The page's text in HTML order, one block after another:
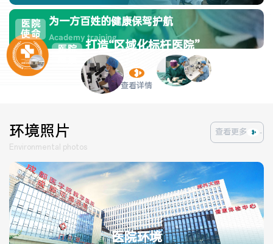
医联体介绍 新闻动态
医院
使命
为一方百姓的健康保驾护航
Academy training
医院
打造“区域化标杆医院”
HOSPITAL VISION
查看详情
环境照片
Environmental photos
查看更多
医院环境